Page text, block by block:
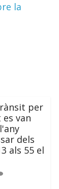
la
per
van
dels
als 55 el